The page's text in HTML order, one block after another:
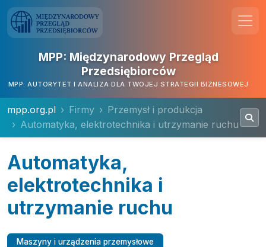
MPP: Międzynarodowy Przegląd
Przedsiębiorców
MPP: AUTORYTET I ANALIZA DLA TWOJEJ STRATEGII BIZNESOWEJ
mpp.org.pl Firmy
Przemysł i produkcja
Automatyka, elektrotechnika i utrzymanie ruchu
Automatyka,
elektrotechnika i
utrzymanie ruchu
Maszyny i urządzenia przemysłowe